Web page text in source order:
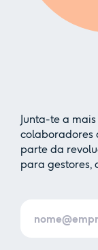
Junta-te a
colaboradores
parte da
para gestores,